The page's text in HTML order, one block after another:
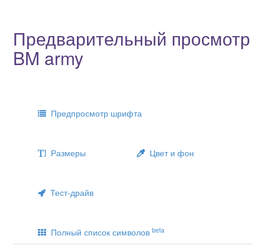
Предварительный просмотр
BM army
Предпросмотр шрифта
Размеры Цвет и фон
Тест-драйв
Полный список символов beta